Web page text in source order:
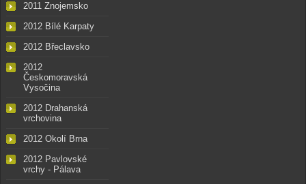
2011 Znojemsko
2012 Bílé Karpaty
2012 Břeclavsko
2012
Českomoravská
Vysočina
2012 Drahanská
vrchovina
2012 Okolí Brna
2012 Pavlovské
vrchy - Pálava